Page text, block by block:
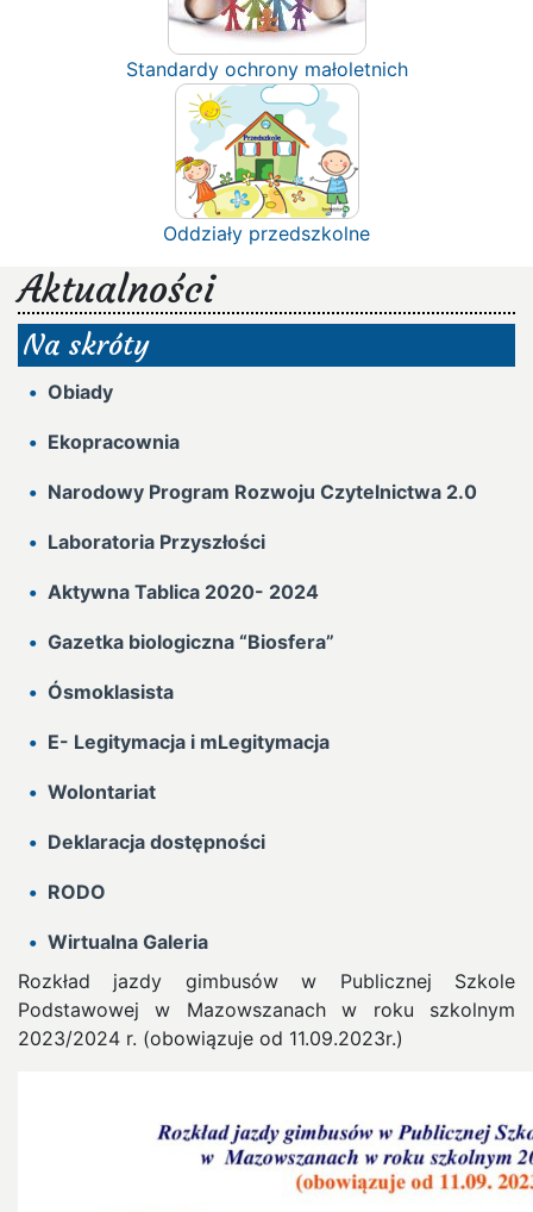
Standardy ochrony małoletnich
Oddziały przedszkolne
Aktualności
Na skróty
Obiady
Ekopracownia
Narodowy Program Rozwoju Czytelnictwa 2.0
Laboratoria Przyszłości
Aktywna Tablica 2020- 2024
Gazetka biologiczna “Biosfera”
Ósmoklasista
E- Legitymacja i mLegitymacja
Wolontariat
Deklaracja dostępności
RODO
Wirtualna Galeria
Rozkład jazdy gimbusów w Publicznej Szkole
Podstawowej w Mazowszanach w roku szkolnym
2023/2024 r. (obowiązuje od 11.09.2023r.)